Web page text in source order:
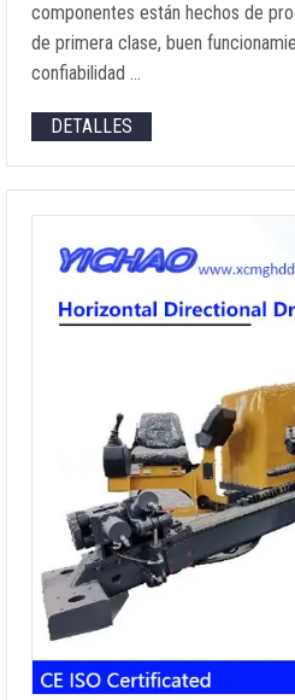
componentes están hechos de
de primera clase, buen
confiabilidad …
DETALLES